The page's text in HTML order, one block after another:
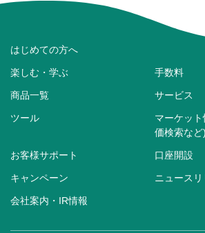
はじめての方へ
楽しむ・学ぶ 手数料
商品一覧 サービス
ツール
マーケッ
価検索など)
お客様サポート 口座開設
キャンペーン ニュースリ
会社案内・IR情報